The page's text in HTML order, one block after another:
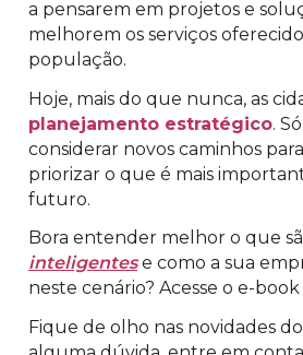
a pensarem em projetos e
melhorem os serviços
população.
Hoje, mais do que nunca, as
planejamento estratégico.
considerar novos caminhos
priorizar o que é mais
futuro.
Bora entender melhor o que
inteligentese como a sua
neste cenário? Acesse o e-
Fique de olho nas novidades